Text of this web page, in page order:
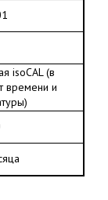
isoCAL (в
времени и